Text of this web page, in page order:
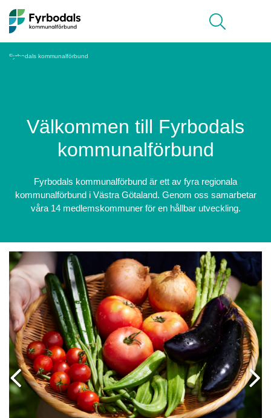
Meny
Fyrbodals kommunalförbund
Välkommen till Fyrbodals
kommunalförbund
Fyrbodals kommunalförbund är ett av fyra regionala
kommunalförbund i Västra Götaland. Genom oss samarbetar
våra 14 medlemskommuner för en hållbar utveckling.